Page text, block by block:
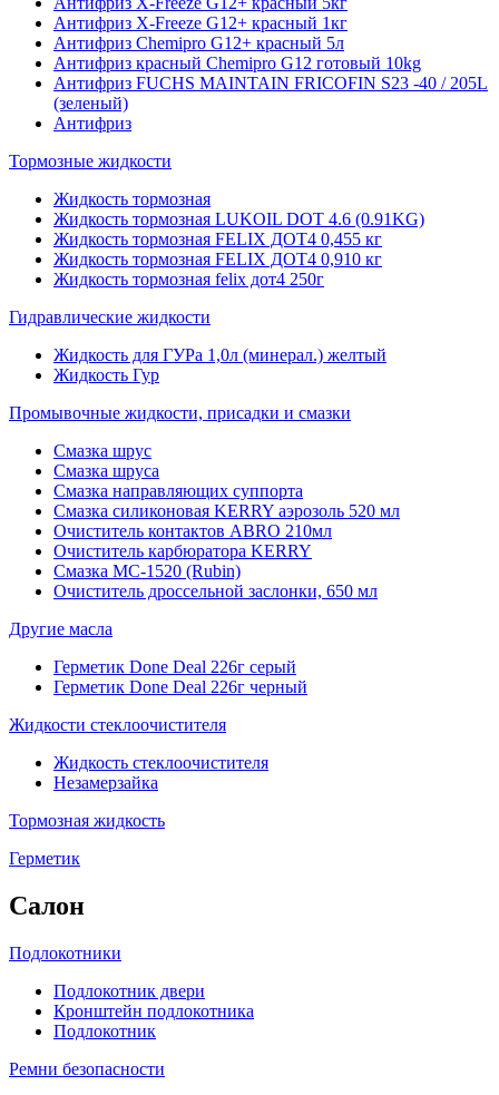
Антифриз X-Freeze G12+ красный 1кг
Антифриз Chemipro G12+ красный 5л
Антифриз красный Chemipro G12 готовый 10kg
Антифриз FUCHS MAINTAIN FRICOFIN S23 -40 / 205L
(зеленый)
Антифриз
Тормозные жидкости
Жидкость тормозная
Жидкость тормозная LUKOIL DOT 4.6 (0.91KG)
Жидкость тормозная FELIX ДОТ4 0,455 кг
Жидкость тормозная FELIX ДОТ4 0,910 кг
Жидкость тормозная felix дот4 250г
Гидравлические жидкости
Жидкость для ГУРа 1,0л (минерал.) желтый
Жидкость Гур
Промывочные жидкости, присадки и смазки
Смазка шрус
Смазка шруса
Смазка направляющих суппорта
Смазка силиконовая KERRY аэрозоль 520 мл
Очиститель контактов ABRO 210мл
Очиститель карбюратора KERRY
Смазка МС-1520 (Rubin)
Очиститель дроссельной заслонки, 650 мл
Другие масла
Герметик Done Deal 226г серый
Герметик Done Deal 226г черный
Жидкости стеклоочистителя
Жидкость стеклоочистителя
Незамерзайка
Тормозная жидкость
Герметик
Салон
Подлокотники
Подлокотник двери
Кронштейн подлокотника
Подлокотник
Ремни безопасности